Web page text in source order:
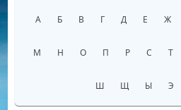
А Б В Г Д Е Ж
М Н О П Р С Т
Ш Щ Ы Э